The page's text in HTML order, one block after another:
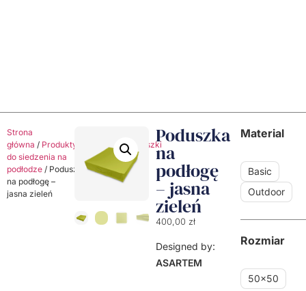
Strona
główna / Produkty /Poduszki
do siedzenia na
podłodze / Poduszka
na podłogę –
jasna zieleń
Poduszka
na
podłogę
– jasna
zieleń
400,00 zł
Designed by:
ASARTEM
Material
Basic
Outdoor
Rozmiar
50x50